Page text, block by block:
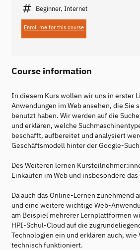
Beginner, Internet
Enroll me for this course
Course information
In diesem Kurs wollen wir uns in erster
Anwendungen im Web ansehen, die Sie
benutzt haben. Wir werden auf die
und erklären, welche
beschafft, aufbereitet und analysiert
Geschäftsmodell hinter der Google-
Des Weiteren lernen
Einkaufen im Web und insbesondere
Da auch das Online-Lernen zunehmend
und eine weitere wichtige Web-
am Beispiel mehrerer Lernplattformen
HPI-Schul-Cloud auf die
Technologien ein und erklären auch,
technisch funktioniert.